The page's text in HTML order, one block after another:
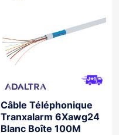
Câble Téléphonique
Tranxalarm 6Xawg24
Blanc Boîte 100M